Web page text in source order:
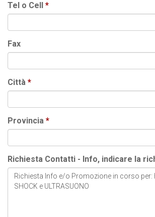
Tel o Cell
Fax
Città
Provincia
Richiesta Contatti - Info, indicare la